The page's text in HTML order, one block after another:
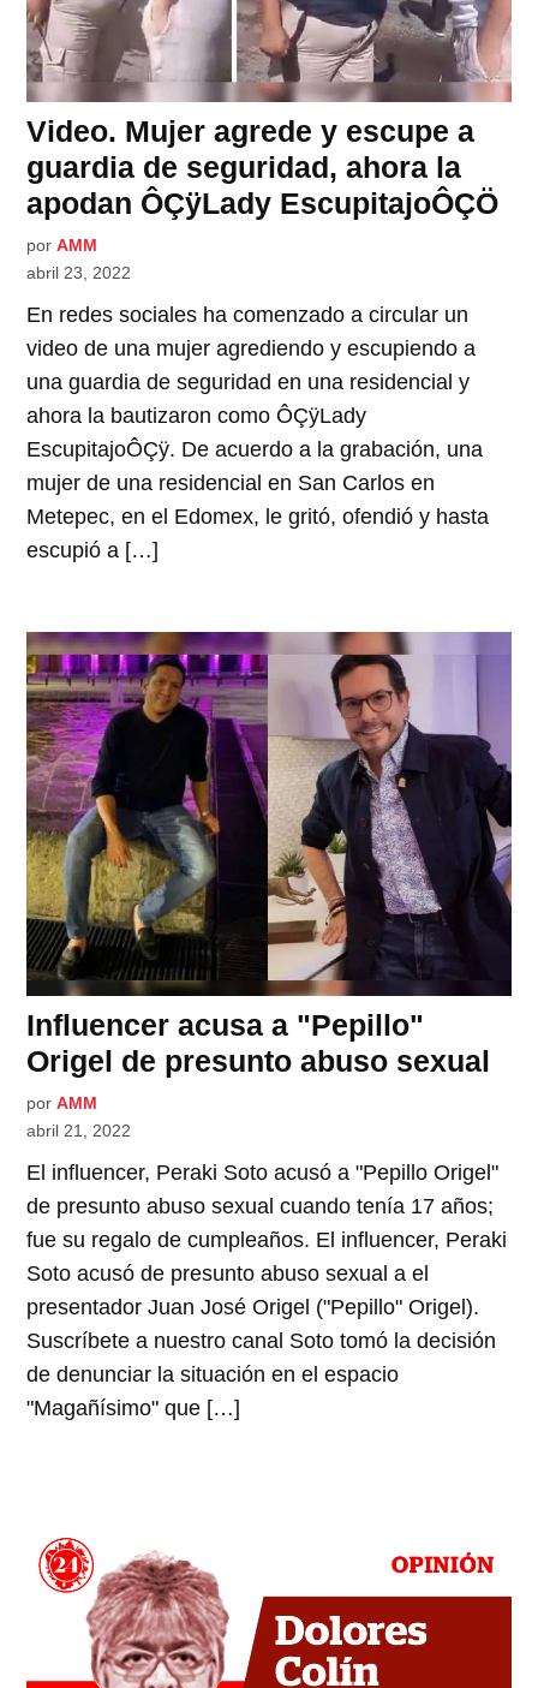
Video. Mujer agrede y escupe a
guardia de seguridad, ahora la
apodan ÔÇÿLady EscupitajoÔÇÖ
por AMM
abril 23, 2022
En redes sociales ha comenzado a circular un
video de una mujer agrediendo y escupiendo a
una guardia de seguridad en una residencial y
ahora la bautizaron como ÔÇÿLady
EscupitajoÔÇÿ. De acuerdo a la grabación, una
mujer de una residencial en San Carlos en
Metepec, en el Edomex, le gritó, ofendió y hasta
escupió a […]
Influencer acusa a "Pepillo"
Origel de presunto abuso sexual
por AMM
abril 21, 2022
El influencer, Peraki Soto acusó a "Pepillo Origel"
de presunto abuso sexual cuando tenía 17 años;
fue su regalo de cumpleaños. El influencer, Peraki
Soto acusó de presunto abuso sexual a el
presentador Juan José Origel ("Pepillo" Origel).
Suscríbete a nuestro canal Soto tomó la decisión
de denunciar la situación en el espacio
"Magañísimo" que […]